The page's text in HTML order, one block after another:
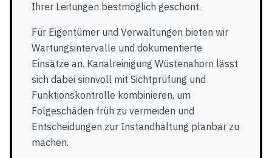
Ihrer Leitungen bestmöglich geschont.
Für Eigentümer und Verwaltungen bieten wir
Wartungsintervalle und dokumentierte
Einsätze an. Kanalreinigung Wüstenahorn lässt
sich dabei sinnvoll mit Sichtprüfung und
Funktionskontrolle kombinieren, um
Folgeschäden früh zu vermeiden und
Entscheidungen zur Instandhaltung planbar zu
machen.